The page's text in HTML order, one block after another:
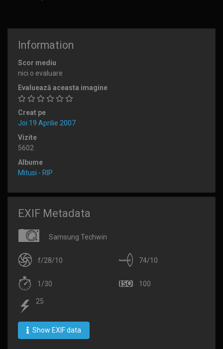
Information
Scor mediu
nici o evaluare
Evaluează aceasta imagine
Creat pe
Joi 19 Aprilie 2007
Vizite
5602
Albume
Mitusi - RIP
EXIF Metadata
Samsung Techwin
f/28/10 74/10
1/30 100
25
Show EXIF data